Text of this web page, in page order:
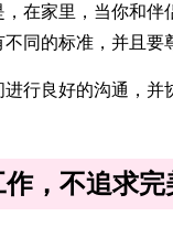
在家里，当你和伴
同的标准，并且要
行良好的沟通，并
，不追求完